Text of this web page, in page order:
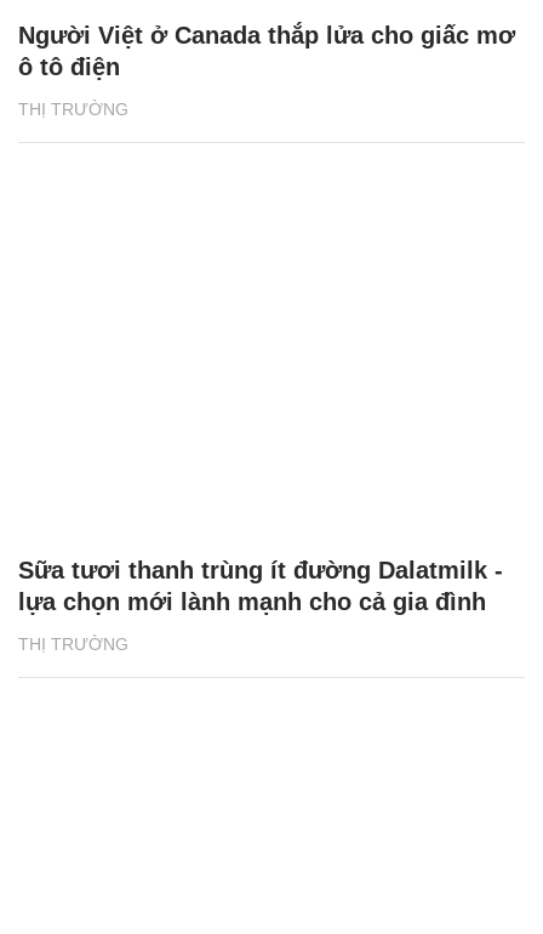
THỊ TRƯỜNG
Người Việt ở Canada thắp lửa cho giấc mơ
ô tô điện
THỊ TRƯỜNG
Sữa tươi thanh trùng ít đường Dalatmilk -
lựa chọn mới lành mạnh cho cả gia đình